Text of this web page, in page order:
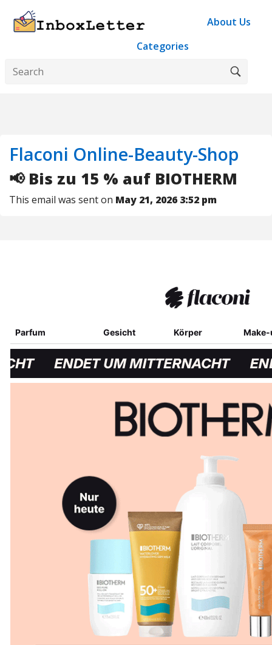
About Us
Categories
Flaconi Online-Beauty-Shop
📢 Bis zu 15 % auf BIOTHERM
This email was sent on May 21, 2026 3:52 pm